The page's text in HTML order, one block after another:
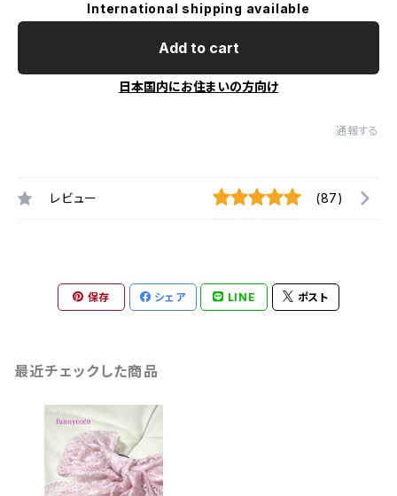
International shipping available
Add to cart
日本国内にお住まいの方向け
通報する
レビュー (87)
保存 シェア LINE ポスト
最近チェックした商品